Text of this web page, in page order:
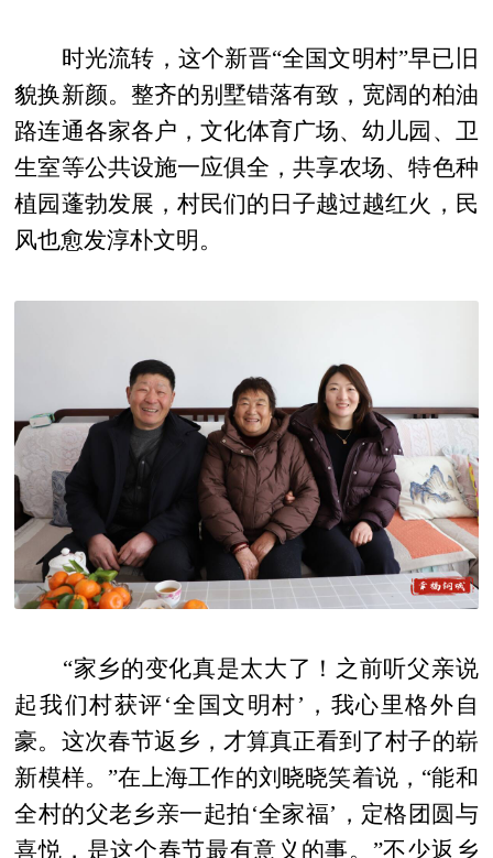
时光流转，这个新晋“全国文明村”早已旧
貌换新颜。整齐的别墅错落有致，宽阔的柏油
路连通各家各户，文化体育广场、幼儿园、卫
生室等公共设施一应俱全，共享农场、特色种
植园蓬勃发展，村民们的日子越过越红火，民
风也愈发淳朴文明。
“家乡的变化真是太大了！之前听父亲说
起我们村获评‘全国文明村’，我心里格外自
豪。这次春节返乡，才算真正看到了村子的崭
新模样。”在上海工作的刘晓晓笑着说，“能和
全村的父老乡亲一起拍‘全家福’，定格团圆与
喜悦，是这个春节最有意义的事。”不少返乡